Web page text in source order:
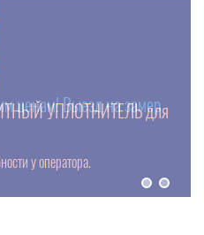
УПЛОТНИТЕЛЬ для
у оператора.